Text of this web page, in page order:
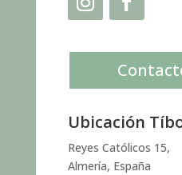
Ubicación
Reyes Católicos 15,
Almería, España